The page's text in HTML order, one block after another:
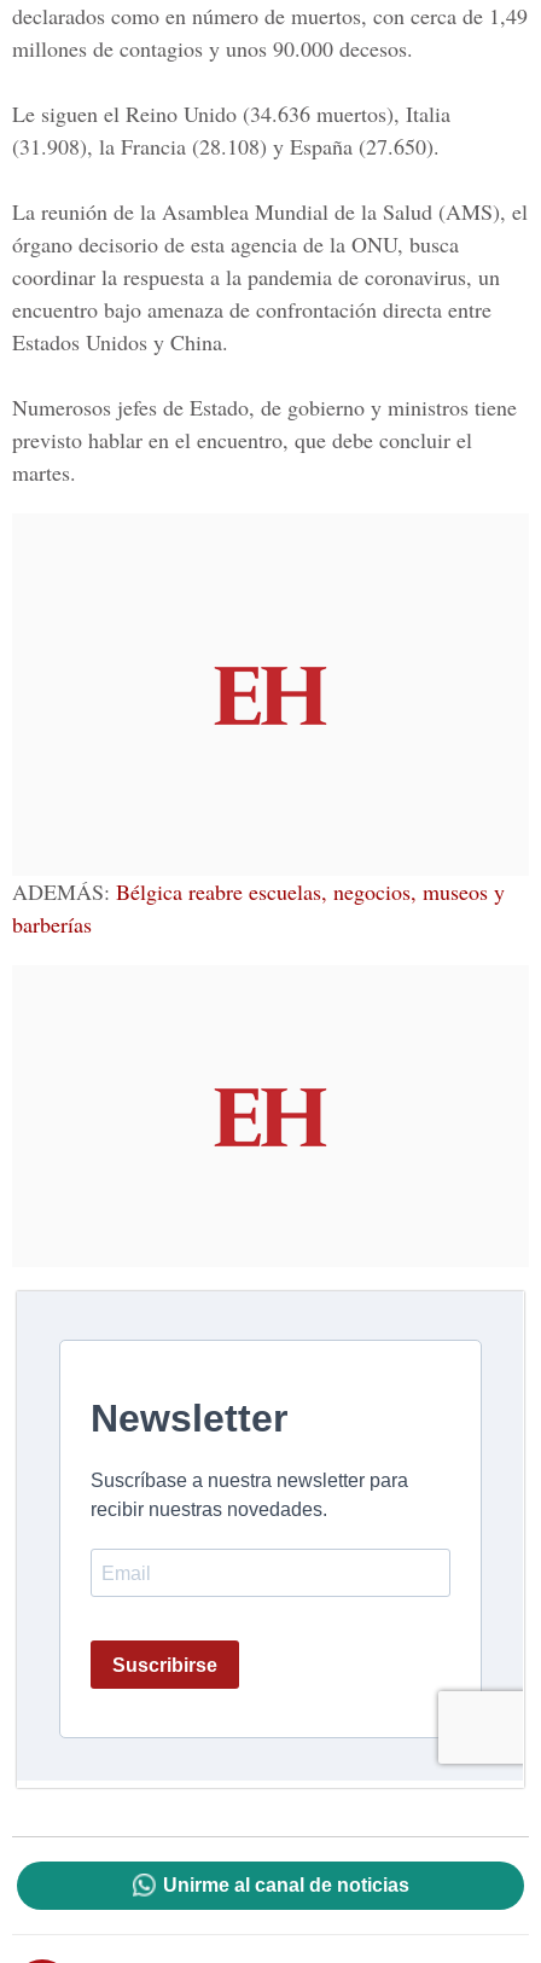
declarados como en número de muertos, con cerca de 1,49
millones de contagios y unos 90.000 decesos.
Le siguen el Reino Unido (34.636 muertos), Italia
(31.908), la Francia (28.108) y España (27.650).
La reunión de la Asamblea Mundial de la Salud (AMS), el
órgano decisorio de esta agencia de la ONU, busca
coordinar la respuesta a la pandemia de coronavirus, un
encuentro bajo amenaza de confrontación directa entre
Estados Unidos y China.
Numerosos jefes de Estado, de gobierno y ministros tiene
previsto hablar en el encuentro, que debe concluir el
martes.
ADEMÁS: Bélgica reabre escuelas, negocios, museos y
barberías
Unirme al canal de noticias